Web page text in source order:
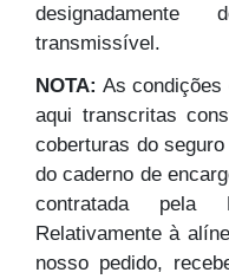
transmissível.
NOTA: As condições
aqui transcritas
coberturas do
do caderno de
contratada pela
Relativamente à
nosso pedido,